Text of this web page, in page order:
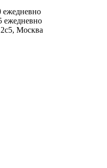
ежедневно
ежедневно
Москва